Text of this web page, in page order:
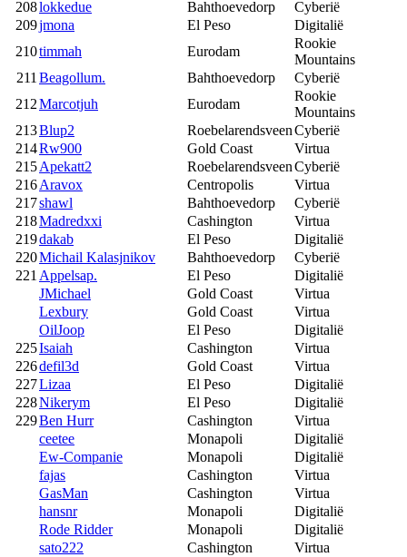
208lokkedue Bahthoevedorp
Cyberië
209jmona El Peso
Digitalië
210timmah Eurodam
Rookie
Mountains
211Beagollum. Bahthoevedorp
Cyberië
212Marcotjuh Eurodam
Rookie
Mountains
213Blup2 RoebelarendsveenCyberië
214Rw900 Gold Coast
Virtua
215Apekatt2 RoebelarendsveenCyberië
216Aravox Centropolis
Virtua
217shawl Bahthoevedorp
Cyberië
218Madredxxi Cashington
Virtua
219dakab El Peso
Digitalië
220Michail Kalasjnikov Bahthoevedorp
Cyberië
221Appelsap. El Peso
Digitalië
JMichael
Gold Coast
Virtua
Lexbury
Gold Coast
Virtua
OilJoop
El Peso
Digitalië
225Isaiah Cashington
Virtua
226defil3d Gold Coast
Virtua
227Lizaa El Peso
Digitalië
228Nikerym El Peso
Digitalië
229Ben Hurr Cashington
Virtua
ceetee
Monapoli
Digitalië
Ew-Companie
Monapoli
Digitalië
fajas
Cashington
Virtua
GasMan
Cashington
Virtua
hansnr
Monapoli
Digitalië
Rode Ridder
Monapoli
Digitalië
sato222
Cashington
Virtua